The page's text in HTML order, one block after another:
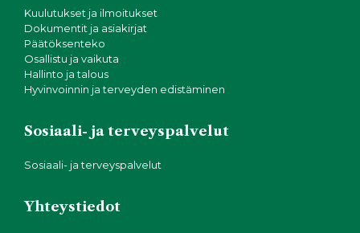
Kuulutukset ja ilmoitukset
Dokumentit ja asiakirjat
Päätöksenteko
Osallistu ja vaikuta
Hallinto ja talous
Hyvinvoinnin ja terveyden edistäminen
Sosiaali- ja terveyspalvelut
Sosiaali- ja terveyspalvelut
Yhteystiedot